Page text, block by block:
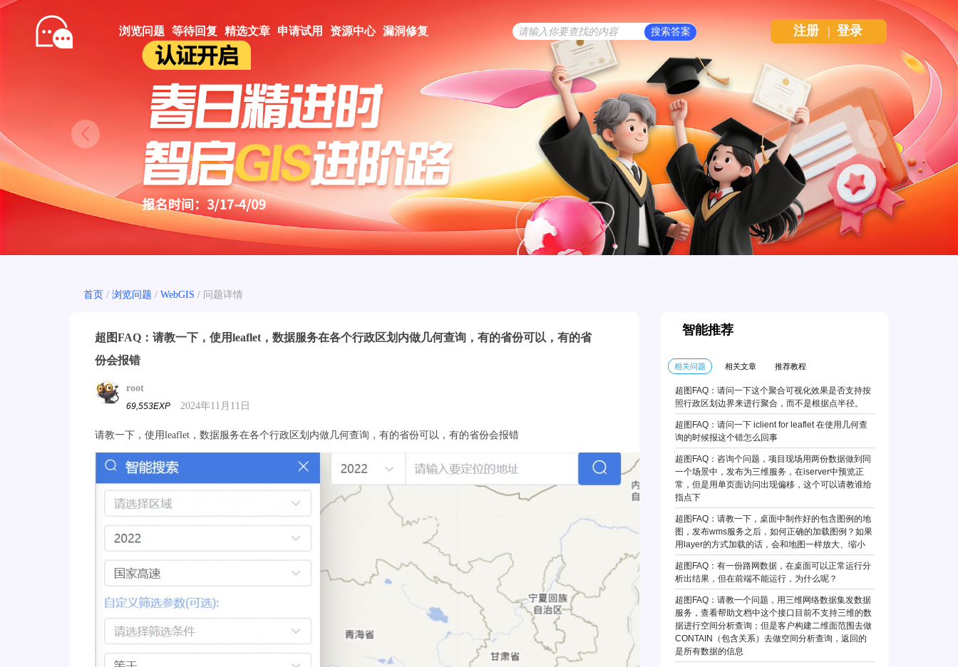
Next
Prev
浏览问题 等待回复 精选文章 申请试用 资源中心 漏洞修复 注册 | 登录
首页 / 浏览问题 / WebGIS / 问题详情
超图FAQ：请教一下，使用leaflet，数据服务在各个行政区划内做几何查询，有的省份可以，有的省
份会报错
root
69,553EXP 2024年11月11日
请教一下，使用leaflet，数据服务在各个行政区划内做几何查询，有的省份可以，有的省份会报错
智能推荐
相关问题 相关文章 推荐教程
超图FAQ：请问一下这个聚合可视化效果是否支持按
照行政区划边界来进行聚合，而不是根据点半径。
超图FAQ：请问一下 iclient for leaflet 在使用几何查
询的时候报这个错怎么回事
超图FAQ：咨询个问题，项目现场用两份数据做到同
一个场景中，发布为三维服务，在iserver中预览正
常，但是用单页面访问出现偏移，这个可以请教谁给
指点下
超图FAQ：请教一下，桌面中制作好的包含图例的地
图，发布wms服务之后，如何正确的加载图例？如果
用layer的方式加载的话，会和地图一样放大、缩小
超图FAQ：有一份路网数据，在桌面可以正常运行分
析出结果，但在前端不能运行，为什么呢？
超图FAQ：请教一个问题，用三维网络数据集发数据
服务，查看帮助文档中这个接口目前不支持三维的数
据进行空间分析查询；但是客户构建二维面范围去做
CONTAIN（包含关系）去做空间分析查询，返回的
是所有数据的信息